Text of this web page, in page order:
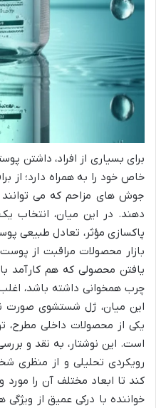
برای بسیاری از افراد، داشتن
خاص خود را به همراه دارد؛ از
جوش های مزاحم که می توانند
دهند. در این میان، انتخاب
پاکسازی مؤثر، تعادل طبیعی
بازار محصولات مراقبت از
یافتن محصولی که هم کارآمد
چرب همخوانی داشته باشد،
این میان، ژل شستشوی صورت
یکی از محصولات داخلی مطرح،
است. این نوشتار، به نقد و
رویکردی تحلیلی و از منظری
کند تا ابعاد مختلف آن را
خواننده با درکی عمیق از